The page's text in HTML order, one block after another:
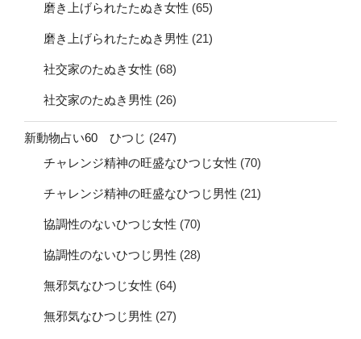
磨き上げられたたぬき女性 (65)
磨き上げられたたぬき男性 (21)
社交家のたぬき女性 (68)
社交家のたぬき男性 (26)
新動物占い60 ひつじ (247)
チャレンジ精神の旺盛なひつじ女性 (70)
チャレンジ精神の旺盛なひつじ男性 (21)
協調性のないひつじ女性 (70)
協調性のないひつじ男性 (28)
無邪気なひつじ女性 (64)
無邪気なひつじ男性 (27)